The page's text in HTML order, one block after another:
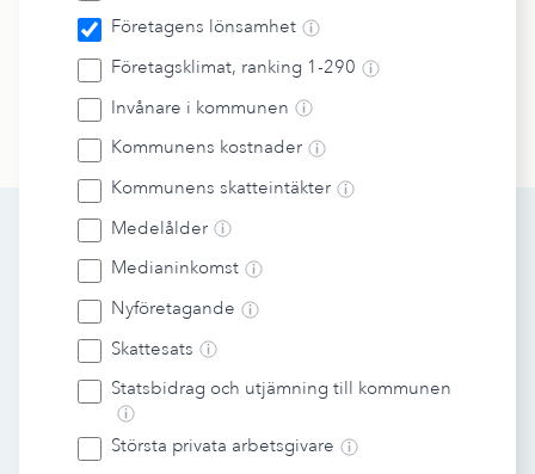
Företagens lönsamhet
Företagsklimat, ranking 1-290
Invånare i kommunen
Kommunens kostnader
Kommunens skatteintäkter
Medelålder
Medianinkomst
Nyföretagande
Skattesats
Statsbidrag och utjämning till kommunen
Största privata arbetsgivare